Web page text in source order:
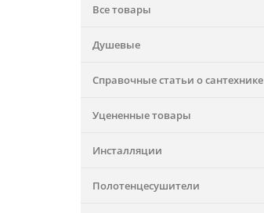
Все товары
Душевые
Справочные статьи о сантехнике
Уцененные товары
Инсталляции
Полотенцесушители